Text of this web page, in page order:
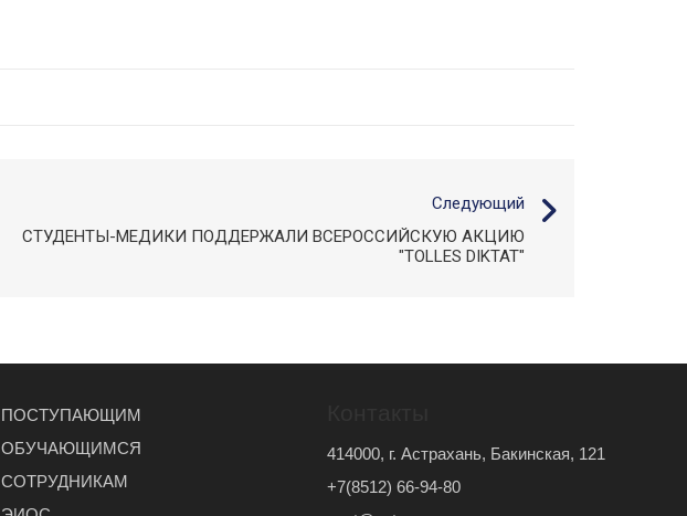
Следующий
СТУДЕНТЫ-МЕДИКИ ПОДДЕРЖАЛИ ВСЕРОССИЙСКУЮ АКЦИЮ
"TOLLES DIKTAT"
ПОСТУПАЮЩИМ
ОБУЧАЮЩИМСЯ
СОТРУДНИКАМ
414000, г. Астрахань, Бакинская, 121
+7(8512) 66-94-80